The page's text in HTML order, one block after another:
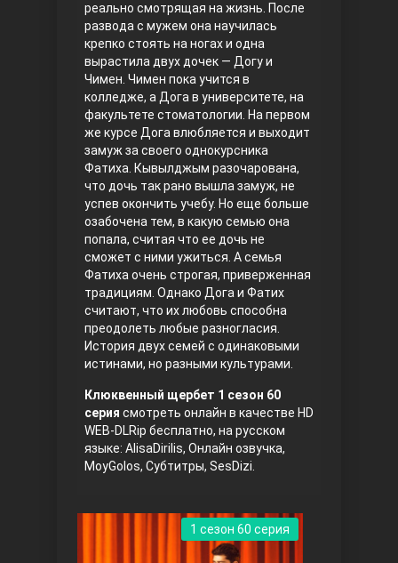
Правосyдие
Любовь напрокат
Воскресший Эртугрул
реально смотрящая на жизнь. После
развода с мужем она научилась
крепко стоять на ногах и одна
вырастила двух дочек — Догу и
Чимен. Чимен пока учится в
колледже, а Дога в университете, на
факультете стоматологии. На первом
же курсе Дога влюбляется и выходит
замуж за своего однокурсника
Фатиха. Кывылджым разочарована,
что дочь так рано вышла замуж, не
успев окончить учебу. Но еще больше
озабочена тем, в какую семью она
попала, считая что ее дочь не
сможет с ними ужиться. А семья
Фатиха очень строгая, приверженная
традициям. Однако Дога и Фатих
считают, что их любовь способна
преодолеть любые разногласия.
История двух семей с одинаковыми
истинами, но разными культурами.
Клюквенный щербет 1 сезон 60
серия смотреть онлайн в качестве HD
WEB-DLRip бесплатно, на русском
языке: AlisaDirilis, Онлайн озвучка,
MoyGolos, Субтитры, SesDizi.
1 сезон 60 серия